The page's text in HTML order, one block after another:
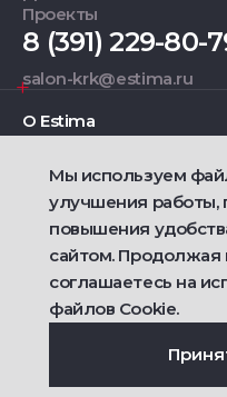
Проекты
8 (391) 229-80-
salon-krk@estima.ru
О Estima
Дизайнерам
Фирменные салоны
2021 — 2026 © Estima
Политика
Договор публичной
Ametist IT
Мы используем
улучшения работы,
повышения
сайтом. Продолжая
соглашаетесь на
файлов Cookie.